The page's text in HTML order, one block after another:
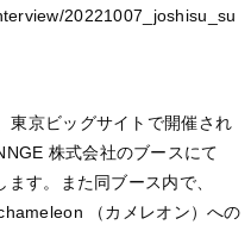
20221007_joshisu_su
東京ビッグサイトで開催され
株式会社のブースにて
ます。また同ブース内で、
（カメレオン）への